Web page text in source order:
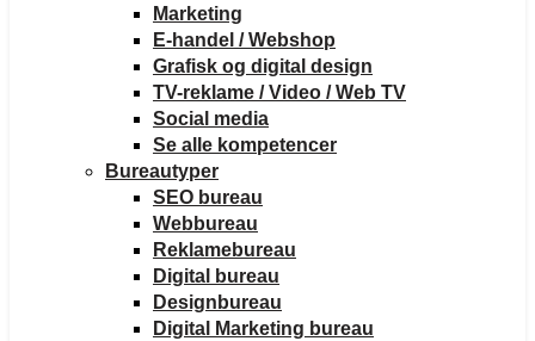
Marketing
E-handel / Webshop
Grafisk og digital design
TV-reklame / Video / Web TV
Social media
Se alle kompetencer
Bureautyper
SEO bureau
Webbureau
Reklamebureau
Digital bureau
Designbureau
Digital Marketing bureau